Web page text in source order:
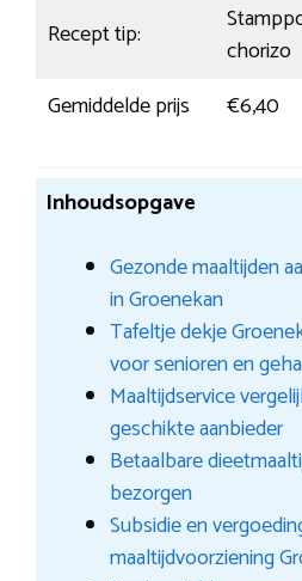
Recept tip:
chorizo
Gemiddelde prijs
€6,40
Inhoudsopgave
Gezonde maaltijden
in Groenekan
Tafeltje dekje
voor senioren en
Maaltijdservice
geschikte aanbieder
Betaalbare
bezorgen
Subsidie en
maaltijdvoorziening